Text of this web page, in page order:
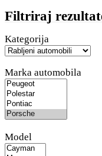
Filtriraj
Kategorija
Marka automobila
Model